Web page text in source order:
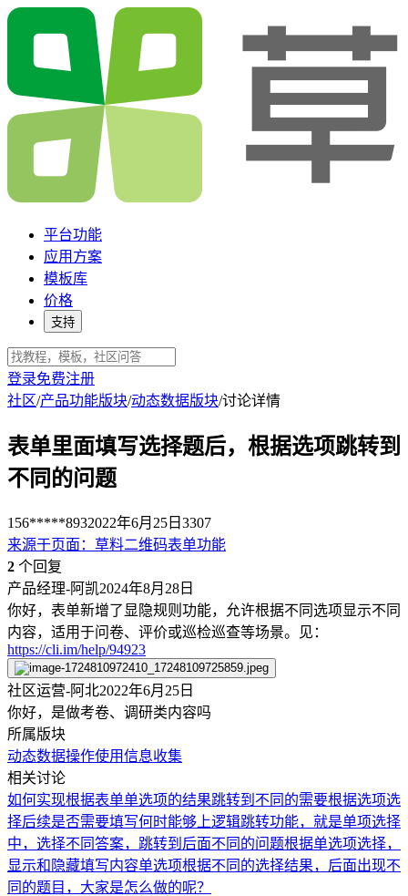
平台功能
应用方案
模板库
价格
支持
登录免费注册
社区/产品功能版块/动态数据版块/讨论详情
表单里面填写选择题后，根据选项跳转到
不同的问题
156*****8932022年6月25日 3307
来源于页面 ： 草料二维码表单功能
2 个回复
产品经理-阿凯2024年8月28日
你好，表单新增了显隐规则功能，允许根据不同选项显示不同
内容，适用于问卷、评价或巡检巡查等场景。见：
https://cli.im/help/94923
社区运营-阿北2022年6月25日
你好，是做考卷、调研类内容吗
所属版块
动态数据操作使用信息收集
相关讨论
如何实现根据表单单选项的结果跳转到不同的需要根据选项选
择后续是否需要填写何时能够上逻辑跳转功能，就是单项选择
中，选择不同答案，跳转到后面不同的问题根据单选项选择，
显示和隐藏填写内容单选项根据不同的选择结果，后面出现不
同的题目，大家是怎么做的呢？